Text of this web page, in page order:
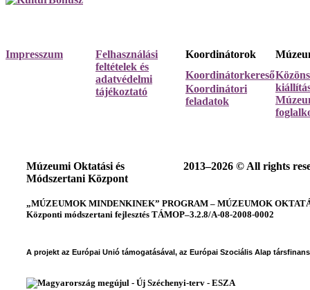
Impresszum
Felhasználási
feltételek és
adatvédelmi
tájékoztató
Koordinátorok
Koordinátorkereső
Koordinátori
feladatok
Múzeumi Oktatási és
Módszertani Központ
2013–2026 © All rights
„MÚZEUMOK MINDENKINEK” PROGRAM – MÚZEUMOK
Központi módszertani fejlesztés TÁMOP–3.2.8/A-08-2008-0002
A projekt az Európai Unió támogatásával, az Európai Szociális Alap